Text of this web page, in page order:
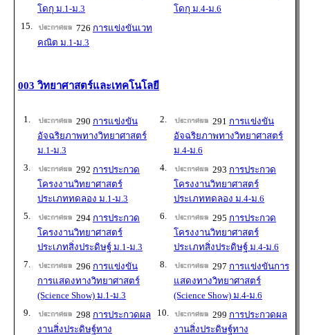
โดกุ ม.1-ม.3
โดกุ ม.4-ม.6
15.
726 การแข่งขันเวท
คณิต ม.1-ม.3
003 วิทยาศาสตร์และเทคโนโลยี
1. 290 การแข่งขัน
อัจฉริยภาพทางวิทยาศาสตร์
ม.1-ม.3
2. 291 การแข่งขัน
อัจฉริยภาพทางวิทยาศาสตร์
ม.4-ม.6
3.
292 การประกวด
โครงงานวิทยาศาสตร์
ประเภททดลอง ม.1-ม.3
4. 293 การประกวด
โครงงานวิทยาศาสตร์
ประเภททดลอง ม.4-ม.6
5.
294 การประกวด
โครงงานวิทยาศาสตร์
ประเภทสิ่งประดิษฐ์ ม.1-ม.3
6. 295 การประกวด
โครงงานวิทยาศาสตร์
ประเภทสิ่งประดิษฐ์ ม.4-ม.6
7.
296 การแข่งขัน
การแสดงทางวิทยาศาสตร์
(Science Show) ม.1-ม.3
8. 297 การแข่งขันการ
แสดงทางวิทยาศาสตร์
(Science Show) ม.4-ม.6
9.
298 การประกวดผล
งานสิ่งประดิษฐ์ทาง
10. 299 การประกวดผล
งานสิ่งประดิษฐ์ทาง